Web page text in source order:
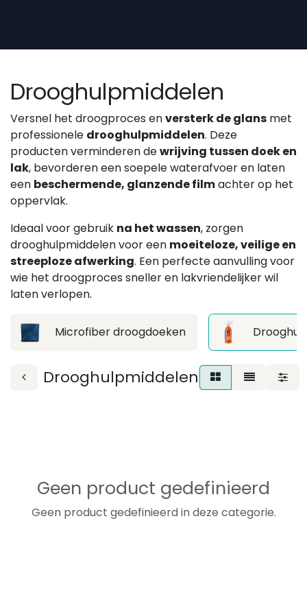
Drooghulpmiddelen
Versnel het droogproces enversterk de glans met
professionele drooghulpmiddelen. Deze
producten verminderen dewrijving tussen doek en
lak, bevorderen een soepele waterafvoer en laten
een beschermende, glanzende filmachter op het
oppervlak.
Ideaal voor gebruik na het wassen, zorgen
drooghulpmiddelen voor een moeiteloze, veilige en
streeploze afwerking. Een perfecte aanvulling voor
wie het droogproces sneller en lakvriendelijker wil
laten verlopen.
Microfiber droogdoeken
Drooghulpmiddelen
Geen product gedefinieerd
Geen product gedefinieerd in deze categorie.